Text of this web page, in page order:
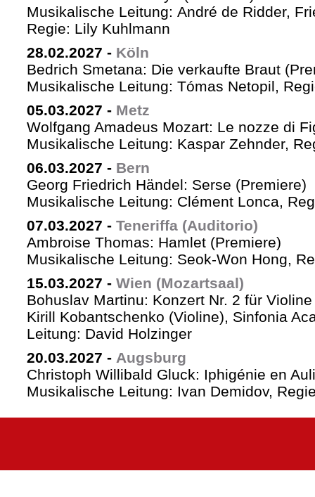
Musikalische Leitung: André de Ridder,
Regie: Lily Kuhlmann
28.02.2027 - Köln
Bedrich Smetana: Die verkaufte Braut
Musikalische Leitung: Tómas Netopil,
05.03.2027 - Metz
Wolfgang Amadeus Mozart: Le nozze di
Musikalische Leitung: Kaspar Zehnder,
06.03.2027 - Bern
Georg Friedrich Händel: Serse (Premiere)
Musikalische Leitung: Clément Lonca,
07.03.2027 - Teneriffa (Auditorio)
Ambroise Thomas: Hamlet (Premiere)
Musikalische Leitung: Seok-Won Hong,
15.03.2027 - Wien (Mozartsaal)
Bohuslav Martinu: Konzert Nr. 2 für
Kirill Kobantschenko (Violine), Sinfonia
Leitung: David Holzinger
20.03.2027 - Augsburg
Christoph Willibald Gluck: Iphigénie en
Musikalische Leitung: Ivan Demidov,